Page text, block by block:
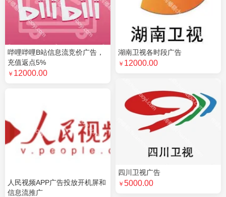
哔哩哔哩B站信息流竞价广告，
充值返点5%
￥ 12000.00
人民视频APP广告投放开机屏和
信息流推广
湖南卫视各时段广告
￥ 12000.00
四川卫视广告
￥ 5000.00